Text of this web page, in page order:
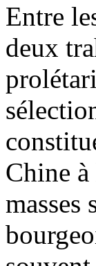
Entre
deux
Chine
masses